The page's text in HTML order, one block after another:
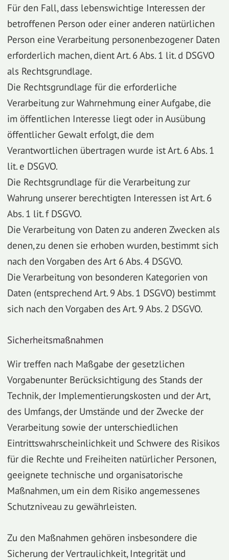
Für den Fall, dass lebenswichtige Interessen der
betroffenen Person oder einer anderen natürlichen
Person eine Verarbeitung personenbezogener Daten
erforderlich machen, dient Art. 6 Abs. 1 lit. d DSGVO
als Rechtsgrundlage.
Die Rechtsgrundlage für die erforderliche
Verarbeitung zur Wahrnehmung einer Aufgabe, die
im öffentlichen Interesse liegt oder in Ausübung
öffentlicher Gewalt erfolgt, die dem
Verantwortlichen übertragen wurde ist Art. 6 Abs. 1
lit. e DSGVO.
Die Rechtsgrundlage für die Verarbeitung zur
Wahrung unserer berechtigten Interessen ist Art. 6
Abs. 1 lit. f DSGVO.
Die Verarbeitung von Daten zu anderen Zwecken als
denen, zu denen sie erhoben wurden, bestimmt sich
nach den Vorgaben des Art 6 Abs. 4 DSGVO.
Die Verarbeitung von besonderen Kategorien von
Daten (entsprechend Art. 9 Abs. 1 DSGVO) bestimmt
sich nach den Vorgaben des Art. 9 Abs. 2 DSGVO.
Sicherheitsmaßnahmen
Wir treffen nach Maßgabe der gesetzlichen
Vorgabenunter Berücksichtigung des Stands der
Technik, der Implementierungskosten und der Art,
des Umfangs, der Umstände und der Zwecke der
Verarbeitung sowie der unterschiedlichen
Eintrittswahrscheinlichkeit und Schwere des Risikos
für die Rechte und Freiheiten natürlicher Personen,
geeignete technische und organisatorische
Maßnahmen, um ein dem Risiko angemessenes
Schutzniveau zu gewährleisten.
Zu den Maßnahmen gehören insbesondere die
Sicherung der Vertraulichkeit, Integrität und